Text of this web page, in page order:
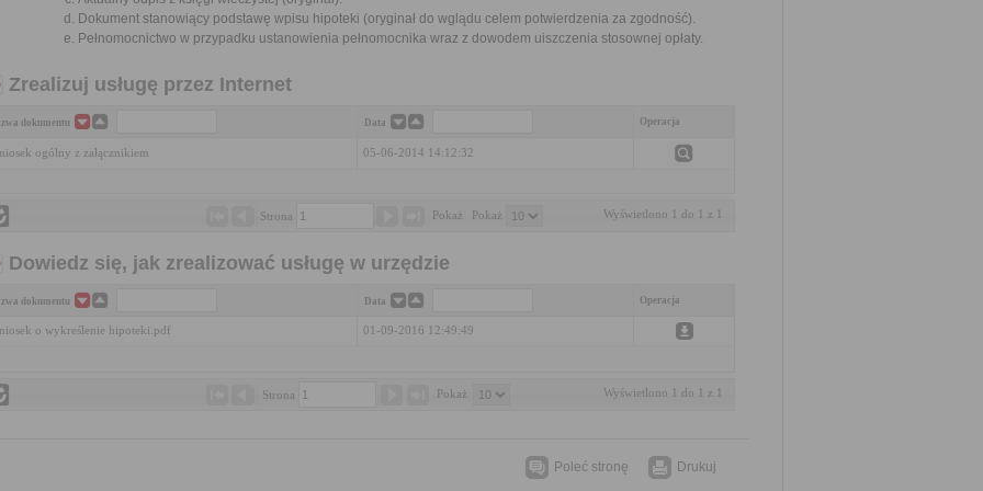
Dokument stanowiący podstawę wpisu hipoteki (oryginał do wglądu celem potwierdzenia za zgodność).
Pełnomocnictwo w przypadku ustanowienia pełnomocnika wraz z dowodem uiszczenia stosownej opłaty.
Zrealizuj usługę przez Internet
dokumentu Data Operacja
ogólny z załącznikiem 05-06-2014 14:12:32
Strona Pokaż Pokaż Wyświetlono 1 do 1 z 1
Dowiedz się, jak zrealizować usługę w urzędzie
dokumentu Data Operacja
o wykreślenie hipoteki.pdf 01-09-2016 12:49:49
Strona Pokaż Wyświetlono 1 do 1 z 1
Poleć stronę Drukuj